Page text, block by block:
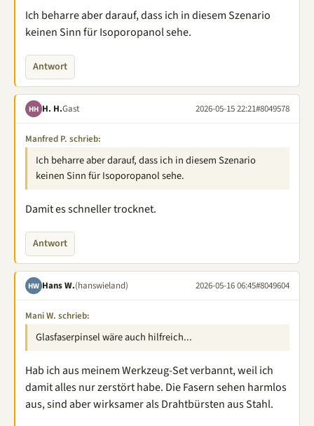
Ich beharre aber darauf, dass ich in diesem Szenario
keinen Sinn für Isoporopanol sehe.
Antwort
HH H. H.Gast 2026-05-15 22:21#8049578
Manfred P. schrieb:
Ich beharre aber darauf, dass ich in diesem Szenario
keinen Sinn für Isoporopanol sehe.
Damit es schneller trocknet.
Antwort
HW Hans W.(hanswieland) 2026-05-16 06:45#8049604
Mani W. schrieb:
Glasfaserpinsel wäre auch hilfreich...
Hab ich aus meinem Werkzeug-Set verbannt, weil ich
damit alles nur zerstört habe. Die Fasern sehen harmlos
aus, sind aber wirksamer als Drahtbürsten aus Stahl.